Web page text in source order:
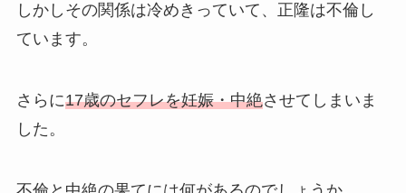
しかしその関係は冷めきっていて、正隆は不倫し
ています。
さらに17歳のセフレを妊娠・中絶させてしまいま
した。